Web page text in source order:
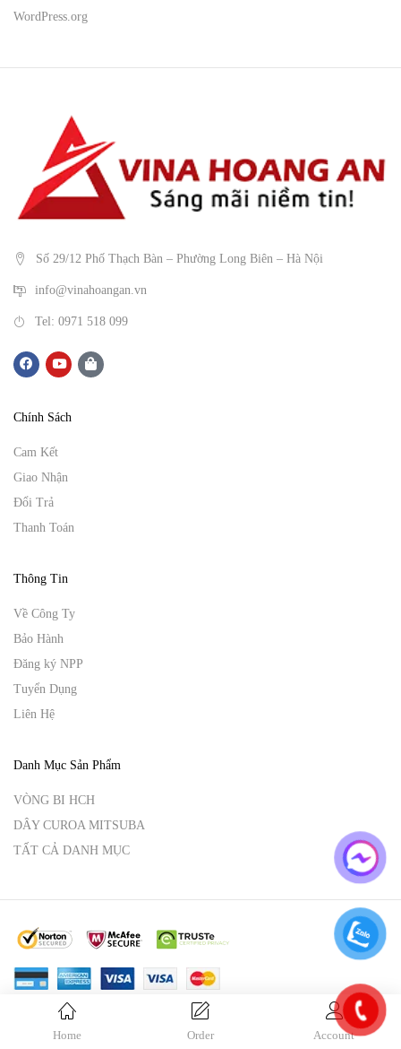
Home Order Account
WordPress.org
Số 29/12 Phố Thạch Bàn – Phường Long Biên – Hà Nội
info@vinahoangan.vn
Tel: 0971 518 099
Chính Sách
Cam Kết
Giao Nhận
Đổi Trả
Thanh Toán
Thông Tin
Về Công Ty
Bảo Hành
Đăng ký NPP
Tuyển Dụng
Liên Hệ
Danh Mục Sản Phẩm
VÒNG BI HCH
DÂY CUROA MITSUBA
TẤT CẢ DANH MỤC
© Copyright 2025 Vina Hoàng An.By